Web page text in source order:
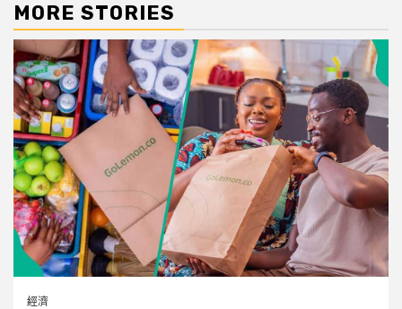
MORE STORIES
經濟